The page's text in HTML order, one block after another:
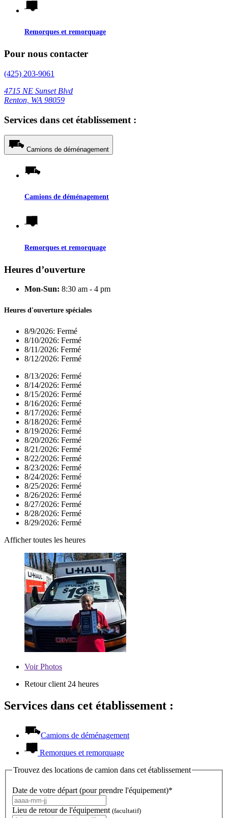
Remorques et remorquage
Pour nous contacter
(425) 203-9061
4715 NE Sunset Blvd
Renton, WA 98059
Services dans cet établissement :
Camions de déménagement
Camions de déménagement
Remorques et remorquage
Heures d’ouverture
Mon-Sun: 8:30 am - 4 pm
Heures d'ouverture spéciales
8/9/2026: Fermé
8/10/2026: Fermé
8/11/2026: Fermé
8/12/2026: Fermé
8/13/2026: Fermé
8/14/2026: Fermé
8/15/2026: Fermé
8/16/2026: Fermé
8/17/2026: Fermé
8/18/2026: Fermé
8/19/2026: Fermé
8/20/2026: Fermé
8/21/2026: Fermé
8/22/2026: Fermé
8/23/2026: Fermé
8/24/2026: Fermé
8/25/2026: Fermé
8/26/2026: Fermé
8/27/2026: Fermé
8/28/2026: Fermé
8/29/2026: Fermé
Afficher toutes les heures
VoirPhotos
Retour client 24 heures
Services dans cet établissement :
Camions de déménagement
Remorques et remorquage
Trouvez des locations de camion dans cet établissement
Date de votre départ (pour prendre l'équipement)*
Lieu de retour de l'équipement (facultatif)